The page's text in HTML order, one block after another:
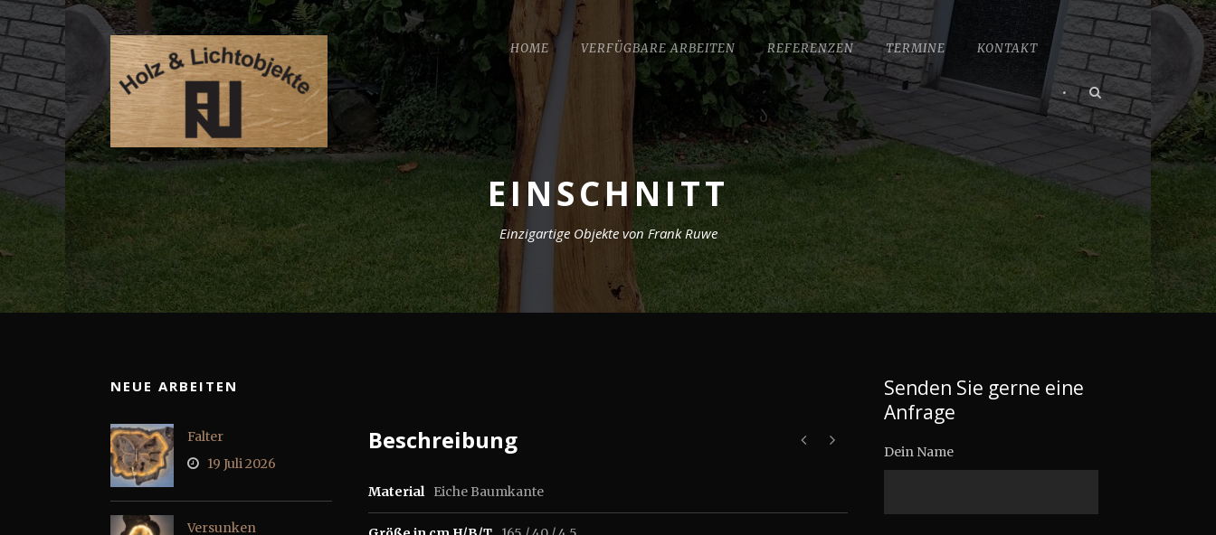
HOME VERFÜGBARE ARBEITEN REFERENZEN TERMINE KONTAKT
•
EINSCHNITT
Einzigartige Objekte von Frank Ruwe
Beschreibung
Material Eiche Baumkante
NEUE ARBEITEN
Falter
19 Juli 2026
Versunken
Senden Sie gerne eine
Anfrage
Dein Name